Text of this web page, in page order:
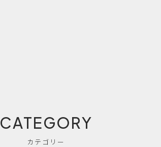
CATEGORY
カテゴリー